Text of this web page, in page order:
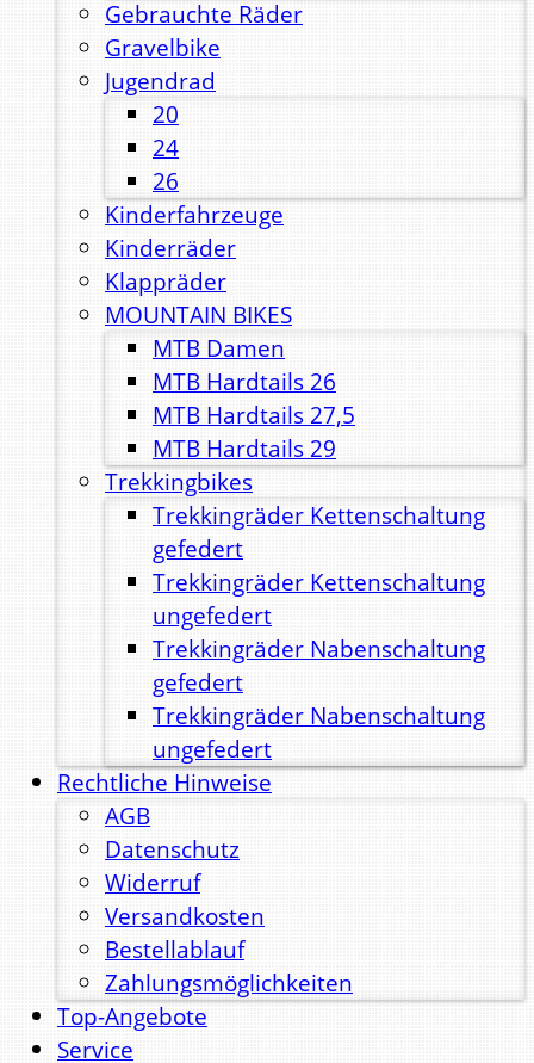
Gebrauchte Räder
Gravelbike
Jugendrad
20
24
26
Kinderfahrzeuge
Kinderräder
Klappräder
MOUNTAIN BIKES
MTB Damen
MTB Hardtails 26
MTB Hardtails 27,5
MTB Hardtails 29
Trekkingbikes
Trekkingräder Kettenschaltung
gefedert
Trekkingräder Kettenschaltung
ungefedert
Trekkingräder Nabenschaltung
gefedert
Trekkingräder Nabenschaltung
ungefedert
Rechtliche Hinweise
AGB
Datenschutz
Widerruf
Versandkosten
Bestellablauf
Zahlungsmöglichkeiten
Top-Angebote
Service